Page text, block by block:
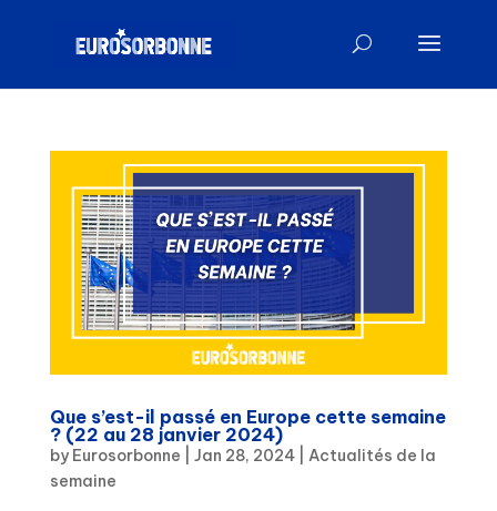
Que s’est-il passé en Europe cette semaine
? (22 au 28 janvier 2024)
by Eurosorbonne Jan 28, 2024| Actualités de la
semaine